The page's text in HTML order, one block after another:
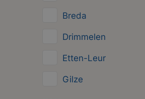
Breda
Drimmelen
Etten-Leur
Gilze